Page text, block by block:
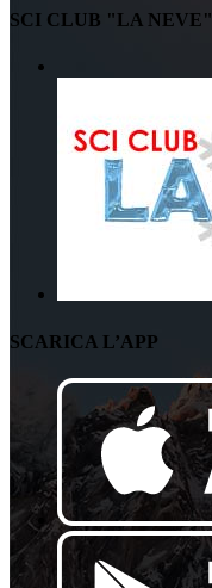
SCI CLUB "LA NEVE"
SCARICA L’APP